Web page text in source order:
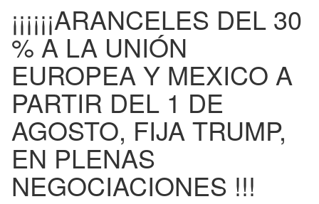
¡¡¡¡¡¡ARANCELES DEL 30
% A LA UNIÓN
EUROPEA Y MEXICO A
PARTIR DEL 1 DE
AGOSTO, FIJA TRUMP,
EN PLENAS
NEGOCIACIONES !!!